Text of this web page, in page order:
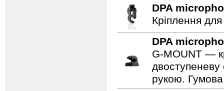
DPA
Кріплення
DPA
G-MOUNT —
двоступеневу
рукою. Гумова